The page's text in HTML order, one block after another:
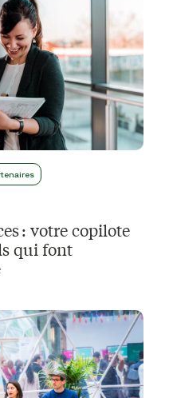
: votre copilote
qui font